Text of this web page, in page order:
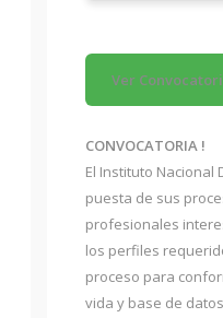
Ver
CONVOCATORIA !
El Instituto Nacional
puesta de sus
profesionales
los perfiles
proceso para
vida y base de